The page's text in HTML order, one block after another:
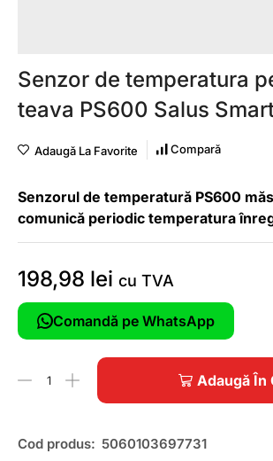
Senzor de temperatura
teava PS600 Salus
Adaugă La Favorite Compară
Senzorul de temperatură PS600
comunică periodic temperatura
198,98 lei cu TVA
Comandă pe WhatsApp
Adaugă În
Cod produs: 5060103697731